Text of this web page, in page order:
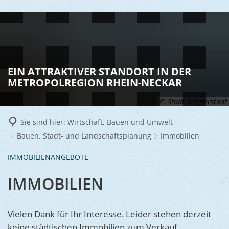
LEBEN
Vereine
Kinder
Friedhöfe
RATHAUS
Bürger-
Schulen
© Stadt Schifferstadt
EIN ATTRAKTIVER STANDORT IN DER
METROPOLREGION RHEIN-NECKAR
Sie sind hier: Wirtschaft, Bauen und Umwelt
Bauen, Stadt- und Landschaftsplanung
Immobilien
IMMOBILIENANGEBOTE
IMMOBILIEN
Vielen Dank für Ihr Interesse. Leider stehen derzeit